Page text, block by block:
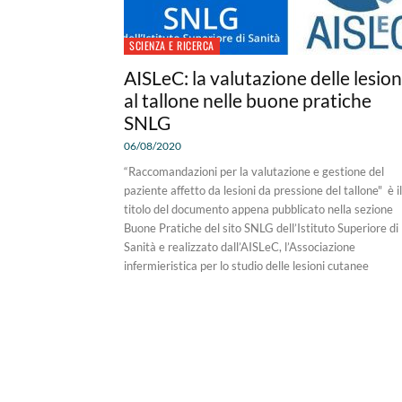
SCIENZA E RICERCA
AISLeC: la valutazione delle
al tallone nelle buone pratiche
SNLG
06/08/2020
“Raccomandazioni per la valutazione e gestione del
paziente affetto da lesioni da pressione del tallone" è il
titolo del documento appena pubblicato nella sezione
Buone Pratiche del sito SNLG dell’Istituto Superiore di
Sanità e realizzato dall’AISLeC, l’Associazione
infermieristica per lo studio delle lesioni cutanee